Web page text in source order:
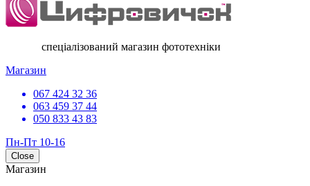
спеціалізований магазин фототехніки
Магазин
067 424 32 36
063 459 37 44
050 833 43 83
Пн-Пт 10-16
Close
Магазин